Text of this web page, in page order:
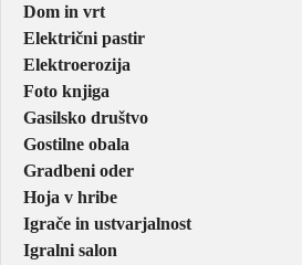
Dom in vrt
Električni pastir
Elektroerozija
Foto knjiga
Gasilsko društvo
Gostilne obala
Gradbeni oder
Hoja v hribe
Igrače in ustvarjalnost
Igralni salon